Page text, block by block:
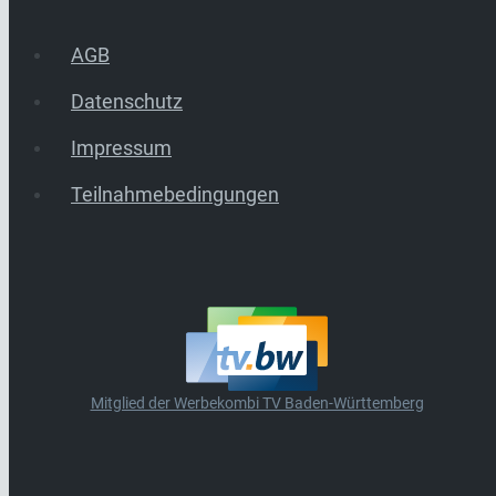
AGB
Datenschutz
Impressum
Teilnahmebedingungen
Mitglied der Werbekombi TV Baden-Württemberg